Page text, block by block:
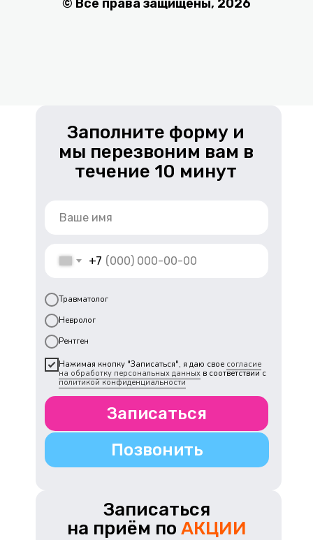
Заполните форму и
мы перезвоним вам в
течение 10 минут
Позвонить
+7
Травматолог
Невролог
Рентген
Нажимая кнопку "Записаться", я даю свое согласие
на обработку персональных данных в соответствии с
политикой конфиденциальности
Записаться
Записаться
на приём по АКЦИИ